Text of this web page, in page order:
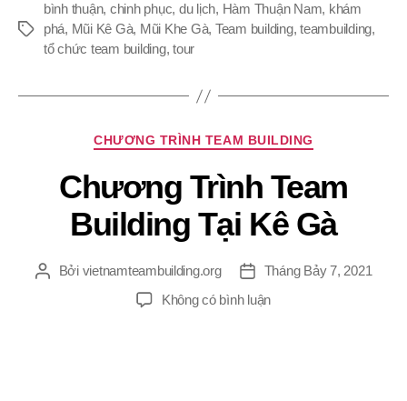
Thẻ
bình thuận, chinh phục, du lịch, Hàm Thuận Nam, khám
phá, Mũi Kê Gà, Mũi Khe Gà, Team building,teambuilding,
tổ chức team building,tour
Chuyên
CHƯƠNG TRÌNH TEAM BUILDING
Chương Trình Team
Building Tại Kê Gà
TácBởi vietnamteambuilding.org
Ngày
đăng
Tháng Bảy 7, 2021
Không có bình luậnở